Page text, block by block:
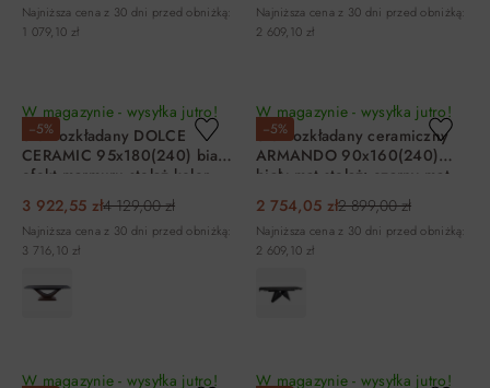
Najniższa cena z 30 dni przed obniżką:
1 079,10 zł
Najniższa cena z 30 dni przed obniżką:
2 609,10 zł
−5%
W magazynie - wysyłka jutro!
Stół rozkładany DOLCE
CERAMIC 95x180(240) biały
efekt marmuru stelaż kolor
dąb Signal
3 922,55 zł4 129,00 zł
Najniższa cena z 30 dni przed obniżką:
3 716,10 zł
−5%
W magazynie - wysyłka jutro!
Stół rozkładany ceramiczny
ARMANDO 90x160(240)
biały mat stelaż: czarny mat
2 754,05 zł2 899,00 zł
Najniższa cena z 30 dni przed obniżką:
2 609,10 zł
W magazynie - wysyłka jutro!
W magazynie - wysyłka jutro!